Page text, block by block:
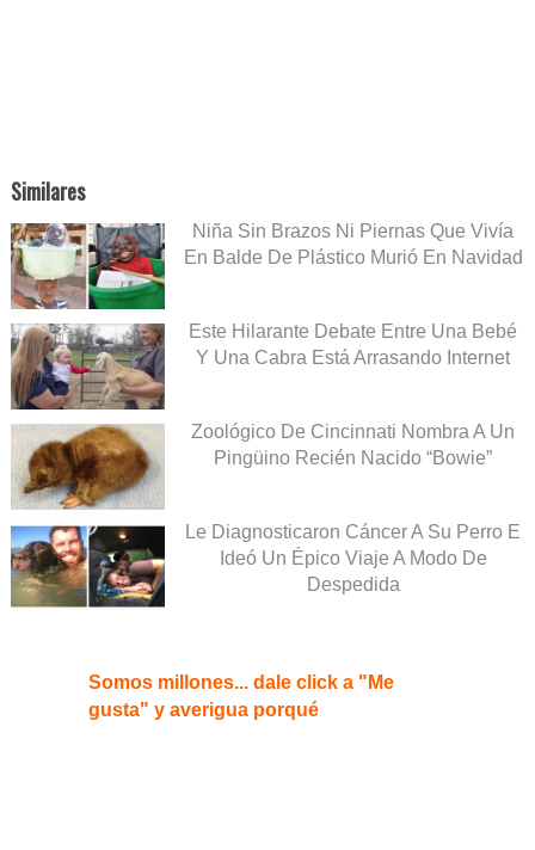
Similares
Niña Sin Brazos Ni Piernas Que Vivía
En Balde De Plástico Murió En Navidad
Este Hilarante Debate Entre Una Bebé
Y Una Cabra Está Arrasando Internet
Zoológico De Cincinnati Nombra A Un
Pingüino Recién Nacido “Bowie”
Le Diagnosticaron Cáncer A Su Perro E
Ideó Un Épico Viaje A Modo De
Despedida
Somos millones... dale click a "Me
gusta" y averigua porqué